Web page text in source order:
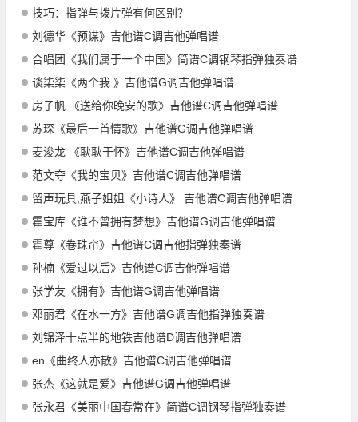
技巧：指弹与拨片弹有何区别？
刘德华《预谋》吉他谱C调吉他弹唱谱
合唱团《我们属于一个中国》简谱C调钢琴指弹独奏谱
谈柒柒《两个我 》吉他谱G调吉他弹唱谱
房子帆 《送给你晚安的歌》吉他谱C调吉他弹唱谱
苏琛《最后一首情歌》吉他谱G调吉他弹唱谱
麦浚龙 《耿耿于怀》吉他谱C调吉他弹唱谱
范文夺《我的宝贝》吉他谱C调吉他弹唱谱
留声玩具,燕子姐姐《小诗人》 吉他谱C调吉他弹唱谱
霍宝库《谁不曾拥有梦想》吉他谱G调吉他弹唱谱
霍尊《卷珠帘》吉他谱C调吉他指弹独奏谱
孙楠《爱过以后》吉他谱C调吉他弹唱谱
张学友《拥有》吉他谱G调吉他弹唱谱
邓丽君《在水一方》吉他谱G调吉他指弹独奏谱
刘锦泽十点半的地铁吉他谱D调吉他弹唱谱
en《曲终人亦散》吉他谱C调吉他弹唱谱
张杰《这就是爱》吉他谱G调吉他弹唱谱
张永君《美丽中国春常在》简谱C调钢琴指弹独奏谱